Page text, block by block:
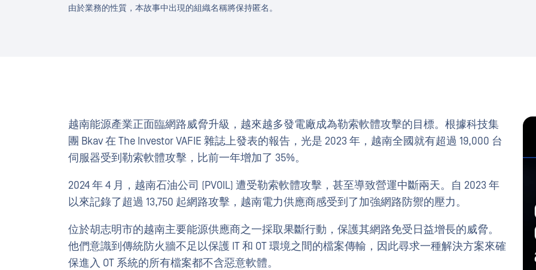
由於業務的性質，本故事中出現的組織名稱將保持匿名。
越南能源產業正面臨網路威脅升級，越來越多發電廠成為勒索軟體攻擊的目標。根據科技集
團 Bkav 在 The Investor VAFIE 雜誌上發表的報告，光是 2023 年，越南全國就有超過 19,000 台
伺服器受到勒索軟體攻擊，比前一年增加了 35%。
2024 年 4 月，越南石油公司 (PVOIL) 遭受勒索軟體攻擊，甚至導致營運中斷兩天。自 2023 年
以來記錄了超過 13,750 起網路攻擊，越南電力供應商感受到了加強網路防禦的壓力。
位於胡志明市的越南主要能源供應商之一採取果斷行動，保護其網路免受日益增長的威脅。
他們意識到傳統防火牆不足以保護 IT 和 OT 環境之間的檔案傳輸，因此尋求一種解決方案來確
保進入 OT 系統的所有檔案都不含惡意軟體。